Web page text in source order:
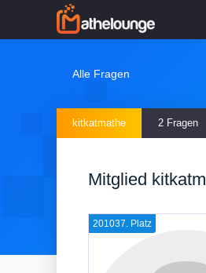
Alle Fragen
kitkatmathe 2 Fragen
Mitglied
201037. Platz